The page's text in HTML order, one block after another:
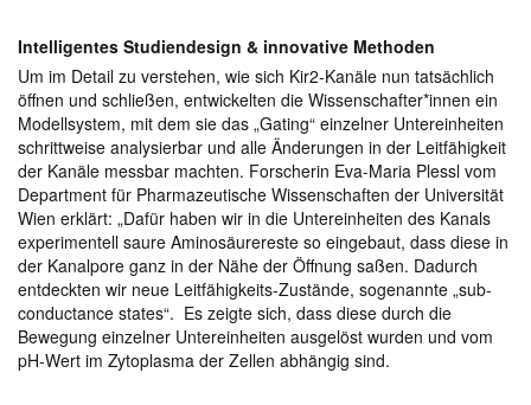
Intelligentes Studiendesign & innovative Methoden
Um im Detail zu verstehen, wie sich Kir2-Kanäle nun tatsächlich
öffnen und schließen, entwickelten die Wissenschafter*innen ein
Modellsystem, mit dem sie das „Gating“ einzelner Untereinheiten
schrittweise analysierbar und alle Änderungen in der Leitfähigkeit
der Kanäle messbar machten. Forscherin Eva-Maria Plessl vom
Department für Pharmazeutische Wissenschaften der Universität
Wien erklärt: „Dafür haben wir in die Untereinheiten des Kanals
experimentell saure Aminosäurereste so eingebaut, dass diese in
der Kanalpore ganz in der Nähe der Öffnung saßen. Dadurch
entdeckten wir neue Leitfähigkeits-Zustände, sogenannte „sub-
conductance states“. Es zeigte sich, dass diese durch die
Bewegung einzelner Untereinheiten ausgelöst wurden und vom
pH-Wert im Zytoplasma der Zellen abhängig sind.